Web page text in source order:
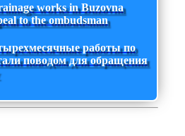
works in Buzovna
to the ombudsman
работы по
поводом для обращения